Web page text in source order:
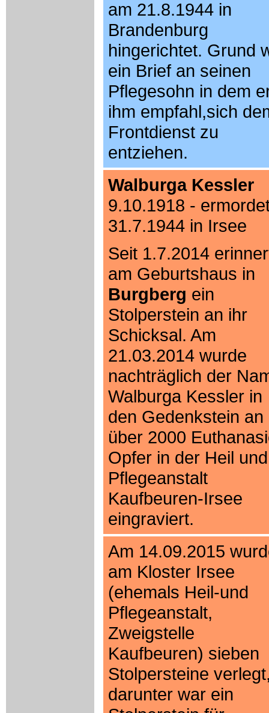
am 21.8.1944 in
Brandenburg
hingerichtet. Grund
ein Brief an seinen
Pflegesohn in dem
ihm empfahl,sich
Frontdienst zu
entziehen.
Walburga Kessler
9.10.1918 -
31.7.1944 in Irsee
Seit 1.7.2014
am Geburtshaus in
Burgberg ein
Stolperstein an ihr
Schicksal. Am
21.03.2014 wurde
nachträglich der
Walburga Kessler in
den Gedenkstein an
über 2000
Opfer in der Heil und
Pflegeanstalt
Kaufbeuren-Irsee
eingraviert.
Am 14.09.2015
am Kloster Irsee
(ehemals Heil-und
Pflegeanstalt,
Zweigstelle
Kaufbeuren) sieben
Stolpersteine
darunter war ein